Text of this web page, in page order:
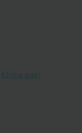
Klima gazı